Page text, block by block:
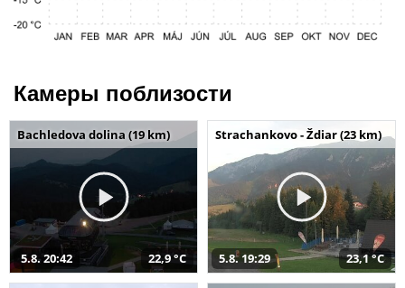
Камеры поблизости
Bachledova dolina (19 km)
5.8. 20:42 22,9 °C
Strachankovo - Ždiar (23 km)
5.8. 19:29 23,1 °C